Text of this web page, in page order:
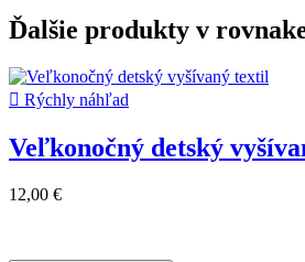
Ďalšie produkty v
 Rýchly náhľad
Veľkonočný detský
12,00 €